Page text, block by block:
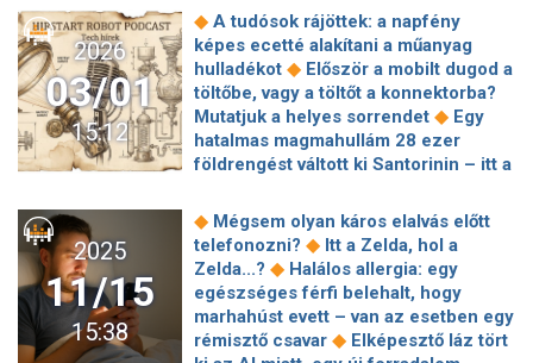
Szivárog a levegő a Nemzetközi
Űrállomáson, hét űrhajós élete a tét
Óriásit drágulnak a játékgépek: a
Steam Decket, a Valve kézikonzolját
és a Nintendo Switch 2-t sem kíméli a
memóriaválság ◆ Új korszak
kezdődött a magyar munkahelyeken
2026
03/01
15:12
◆ A tudósok rájöttek: a napfény
képes ecetté alakítani a műanyag
hulladékot ◆ Először a mobilt dugod a
töltőbe, vagy a töltőt a konnektorba?
Mutatjuk a helyes sorrendet ◆ Egy
hatalmas magmahullám 28 ezer
földrengést váltott ki Santorinin – itt a
László és Tarr Béla nevét is viseli már
kisbolygó
◆A Telekom és a Yettel is
jóváír a közel-keleti térségben
tartózkodó ügyfeleinek◆ Élő emberi
agysejteket tartalmazó chipet
tanítottak meg játszani a Doom-mal◆
30 éves lett a Pokémon, bejelentették
2025
11/15
15:38
◆ Mégsem olyan káros elalvás előtt
telefonozni? ◆ Itt a Zelda, hol a
Zelda...? ◆ Halálos allergia: egy
egészséges férfi belehalt, hogy
marhahúst evett – van az esetben egy
rémisztő csavar ◆ Elképesztő láz tört